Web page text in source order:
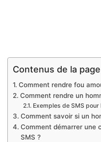
Contenus de la page
Comment rendre fou
Comment rendre un
Exemples de SMS
Comment savoir si un
Comment démarrer une
SMS ?